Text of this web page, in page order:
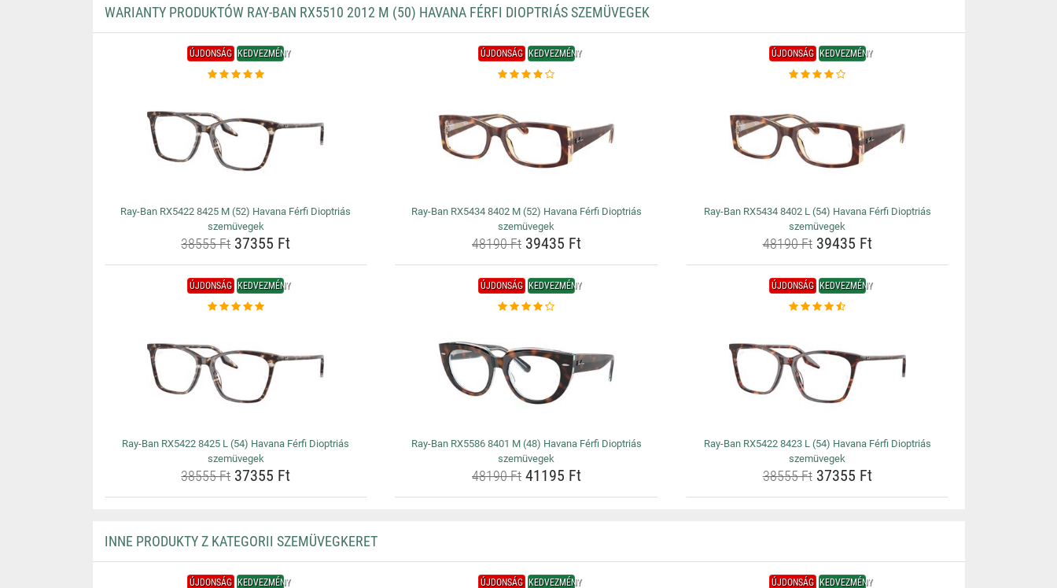
WARIANTY PRODUKTÓW RAY-BAN RX5510 2012 M (50) HAVANA FÉRFI DIOPTRIÁS SZEMÜVEGEK
ÚJDONSÁG KEDVEZMÉNY
Ray-Ban RX5422 8425 M (52) Havana Férfi Dioptriás
szemüvegek
38555 Ft37355 Ft
ÚJDONSÁG KEDVEZMÉNY
Ray-Ban RX5434 8402 M (52) Havana Férfi Dioptriás
szemüvegek
48190 Ft39435 Ft
ÚJDONSÁG KEDVEZMÉNY
Ray-Ban RX5434 8402 L (54) Havana Férfi Dioptriás
szemüvegek
48190 Ft39435 Ft
ÚJDONSÁG KEDVEZMÉNY
Ray-Ban RX5422 8425 L (54) Havana Férfi Dioptriás
szemüvegek
38555 Ft37355 Ft
ÚJDONSÁG KEDVEZMÉNY
Ray-Ban RX5586 8401 M (48) Havana Férfi Dioptriás
szemüvegek
48190 Ft41195 Ft
ÚJDONSÁG KEDVEZMÉNY
Ray-Ban RX5422 8423 L (54) Havana Férfi Dioptriás
szemüvegek
38555 Ft37355 Ft
INNE PRODUKTY Z KATEGORII SZEMÜVEGKERET
ÚJDONSÁG KEDVEZMÉNY ÚJDONSÁG KEDVEZMÉNY ÚJDONSÁG KEDVEZMÉNY